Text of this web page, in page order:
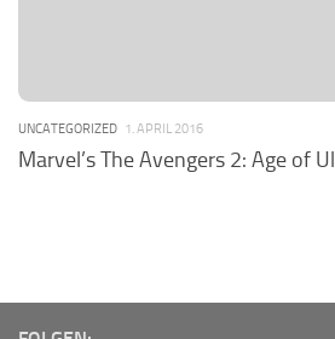
UNCATEGORIZED 1. APRIL 2016
Marvel’s The Avengers 2: Age of